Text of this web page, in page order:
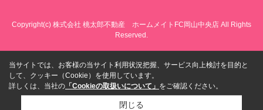
Copyright(c) 株式会社 桃太郎不動産 ホームメイトFC岡山中央店 All Rights
Reserved.
当サイトでは、お客様の当サイト利用状況把握、サービス向上検討を目的と
して、クッキー（Cookie）を使用しています。
詳しくは、当社の 「Cookieの取扱いについて」 をご確認ください。
閉じる